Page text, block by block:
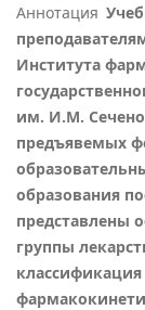
Аннотация
Института
им. И.М.
предъявемых
образования
представлены
группы